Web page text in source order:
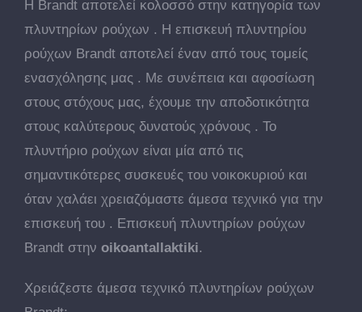
Η Brandt αποτελεί κολοσσό στην κατηγορία των
πλυντηρίων ρούχων . Η επισκευή πλυντηρίου
ρούχων Brandt αποτελεί έναν από τους τομείς
ενασχόλησης μας . Με συνέπεια και αφοσίωση
στους στόχους μας, έχουμε την αποδοτικότητα
στους καλύτερους δυνατούς χρόνους . Το
πλυντήριο ρούχων είναι μία από τις
σημαντικότερες συσκευές του νοικοκυριού και
όταν χαλάει χρειαζόμαστε άμεσα τεχνικό για την
επισκευή του . Επισκευή πλυντηρίων ρούχων
Brandt στην oikoantallaktiki.
Χρειάζεστε άμεσα τεχνικό πλυντηρίων ρούχων